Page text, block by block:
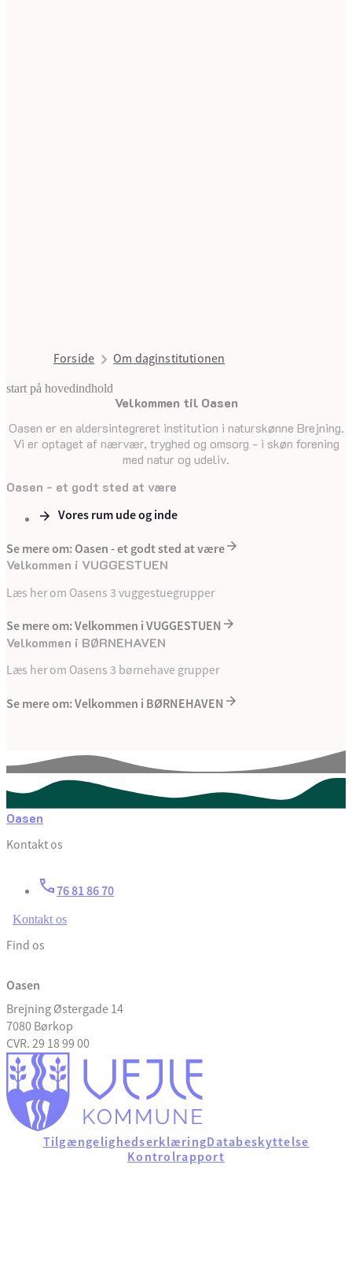
Forside Om daginstitutionen
start på hovedindhold
Velkommen til Oasen
Oasen er en aldersintegreret institution i naturskønne Brejning.
Vi er optaget af nærvær, tryghed og omsorg - i skøn forening
med natur og udeliv.
senest opdateret 24. september
Oasen - et godt sted at være
Vores rum ude og inde
Se mere om: Oasen - et godt sted at være
Velkommen i VUGGESTUEN
Læs her om Oasens 3 vuggestuegrupper
Se mere om: Velkommen i VUGGESTUEN
Velkommen i BØRNEHAVEN
Læs her om Oasens 3 børnehave grupper
Se mere om: Velkommen i BØRNEHAVEN
Oasen
Kontakt os
76 81 86 70
Kontakt os
Find os
Oasen
Brejning Østergade 14
7080 Børkop
CVR. 29 18 99 00
TilgængelighedserklæringDatabeskyttelse
Kontrolrapport